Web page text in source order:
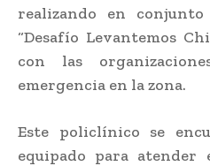
realizando en
“Desafío Levantemos
con las
emergencia en la zona.
Este policlínico se
equipado para atender